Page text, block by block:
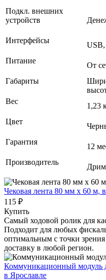
Подкл. внешних
устройств
Интерфейсы
USB,
Питание
От
Габариты
Вес
1,23
Цвет
Гарантия
12
Производитель
Чековая лента 80 мм x 60 м,
115 ₽
Купить
Самый ходовой ролик для
Подходит для любых
оптимальным с точки
доставку в любой регион.
Коммуникационный модуль
в Ярославле